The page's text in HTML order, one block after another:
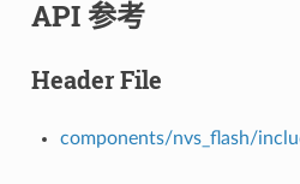
API 参考
Header File
components/nvs_flash/